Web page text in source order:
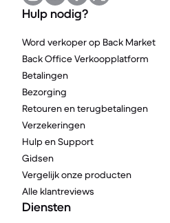
Hulp nodig?
Word verkoper op Back Market
Back Office Verkoopplatform
Betalingen
Bezorging
Retouren en terugbetalingen
Verzekeringen
Hulp en Support
Gidsen
Vergelijk onze producten
Alle klantreviews
Diensten